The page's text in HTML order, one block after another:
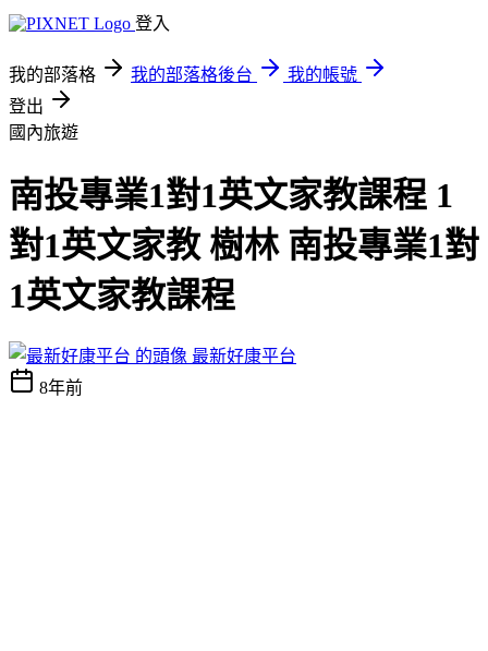
登入
我的部落格 我的部落格後台
我的帳號
登出
國內旅遊
南投專業1對1英文家教課程 1
對1英文家教 樹林 南投專業1對
1英文家教課程
最新好康平台
8年前